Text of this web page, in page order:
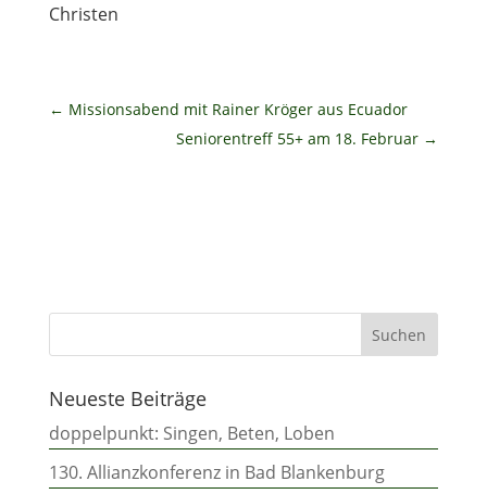
Christen
← Missionsabend mit Rainer Kröger aus Ecuador
Seniorentreff 55+ am 18. Februar →
Neueste Beiträge
doppelpunkt: Singen, Beten, Loben
130. Allianzkonferenz in Bad Blankenburg